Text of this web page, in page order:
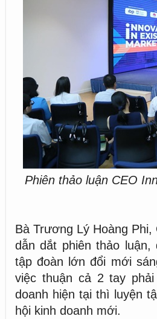
Phiên thảo luận CEO
Bà Trương Lý Hoàng
dẫn dắt phiên thảo
tập đoàn lớn đổi mới
việc thuận cả 2 tay
doanh hiện tại thì luyện
hội kinh doanh mới.